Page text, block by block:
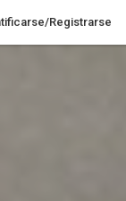
Registrarse